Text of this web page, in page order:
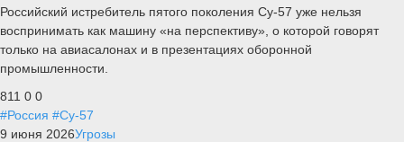
Российский истребитель пятого поколения Су-57 уже нельзя
воспринимать как машину «на перспективу», о которой говорят
только на авиасалонах и в презентациях оборонной
промышленности.
811 0 0
#Россия #Су-57
9 июня 2026Угрозы